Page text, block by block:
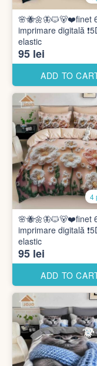
🌸🐝🌼🦋🐱🐻❤️finet 6pcs
imprimare digitală
elastic
95 lei
ADD TO
4
🌸🐝🌼🦋🐱🐻❤️finet 6pcs
imprimare digitală
elastic
95 lei
ADD TO